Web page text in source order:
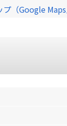
（Google